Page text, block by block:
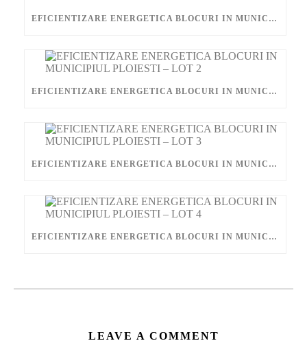
EFICIENTIZARE ENERGETICA BLOCURI IN MUNICIPIUL PLOIESTI – LOT 1
EFICIENTIZARE ENERGETICA BLOCURI IN MUNICIPIUL PLOIESTI – LOT 2
EFICIENTIZARE ENERGETICA BLOCURI IN MUNICIPIUL PLOIESTI – LOT 3
EFICIENTIZARE ENERGETICA BLOCURI IN MUNICIPIUL PLOIESTI – LOT 4
LEAVE A COMMENT